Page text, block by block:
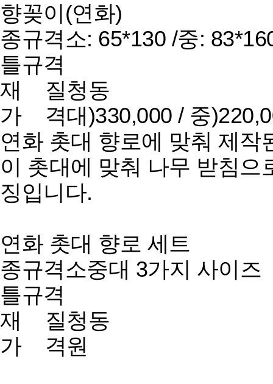
향꽂이(연화)
종규격소: 65*130 /중:
틀규격
재 질청동
가 격대)330,000 / 중
연화 촛대 향로에 맞춰 제
이 촛대에 맞춰 나무 받침
징입니다.
연화 촛대 향로 세트
종규격소중대 3가지 사이즈
틀규격
재 질청동
가 격원